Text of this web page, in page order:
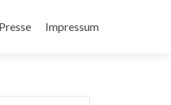
Presse Impressum